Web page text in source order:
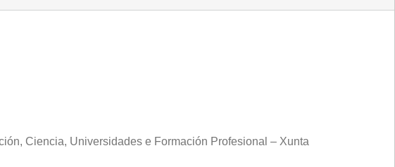
Ciencia, Universidades e Formación Profesional – Xunta